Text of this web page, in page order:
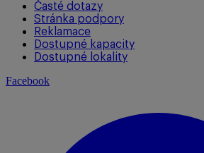
Časté dotazy
Stránka podpory
Reklamace
Dostupné kapacity
Dostupné lokality
Facebook